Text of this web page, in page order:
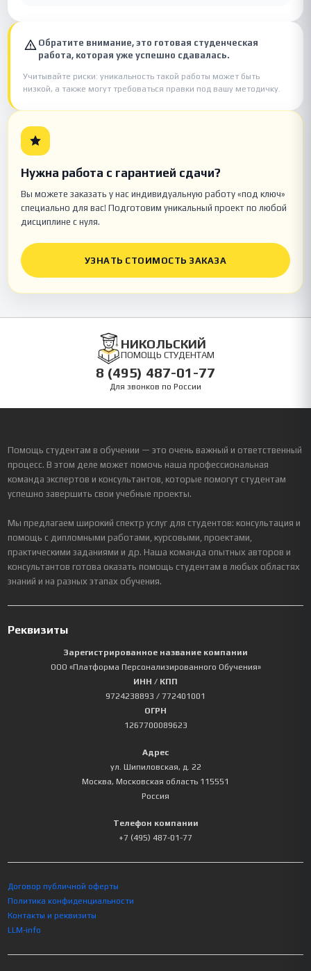
Обратите внимание, это готовая студенческая
работа, которая уже успешно сдавалась.
Учитывайте риски: уникальность такой работы может быть
низкой, а также могут требоваться правки под вашу методичку.
Нужна работа с гарантией сдачи?
Вы можете заказать у нас индивидуальную работу «под ключ»
специально для вас! Подготовим уникальный проект по любой
дисциплине с нуля.
УЗНАТЬ СТОИМОСТЬ ЗАКАЗА
НИКОЛЬСКИЙ
ПОМОЩЬ СТУДЕНТАМ
8 (495) 487-01-77
Для звонков по России
Помощь студентам в обучении — это очень важный и ответственный
процесс. В этом деле может помочь наша профессиональная
команда экспертов и консультантов, которые помогут студентам
успешно завершить свои учебные проекты.
Мы предлагаем широкий спектр услуг для студентов: консультация и
помощь с дипломными работами, курсовыми, проектами,
практическими заданиями и др. Наша команда опытных авторов и
консультантов готова оказать помощь студентам в любых областях
знаний и на разных этапах обучения.
Реквизиты
Зарегистрированное название компании
ООО «Платформа Персонализированного Обучения»
ИНН / КПП
9724238893 / 772401001
ОГРН
1267700089623
Адрес
ул. Шипиловская, д. 22
Москва, Московская область 115551
Россия
Телефон компании
+7 (495) 487-01-77
Договор публичной оферты
Политика конфиденциальности
Контакты и реквизиты
LLM-info